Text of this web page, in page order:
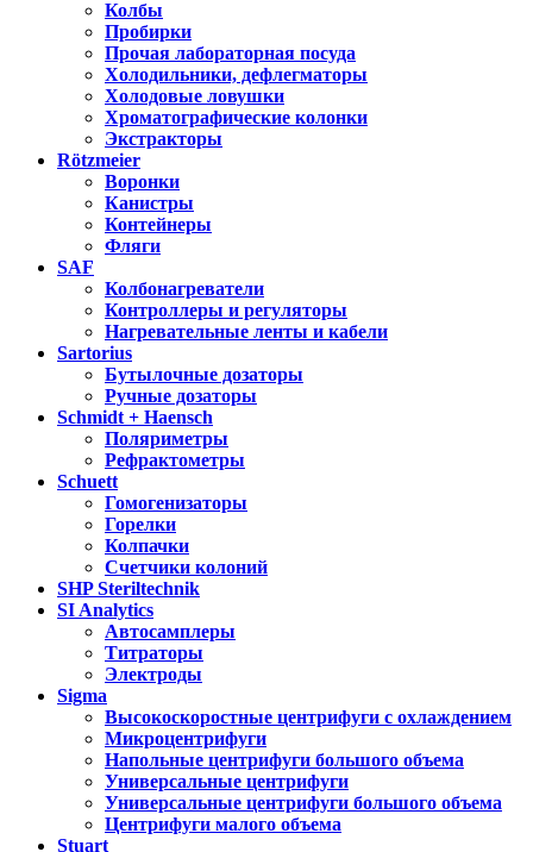
Колбы
Пробирки
Прочая лабораторная посуда
Холодильники, дефлегматоры
Холодовые ловушки
Хроматографические колонки
Экстракторы
Rötzmeier
Воронки
Канистры
Контейнеры
Фляги
SAF
Колбонагреватели
Контроллеры и регуляторы
Нагревательные ленты и кабели
Sartorius
Бутылочные дозаторы
Ручные дозаторы
Schmidt + Haensch
Поляриметры
Рефрактометры
Schuett
Гомогенизаторы
Горелки
Колпачки
Счетчики колоний
SHP Steriltechnik
SI Analytics
Автосамплеры
Титраторы
Электроды
Sigma
Высокоскоростные центрифуги с охлаждением
Микроцентрифуги
Напольные центрифуги большого объема
Универсальные центрифуги
Универсальные центрифуги большого объема
Центрифуги малого объема
Stuart